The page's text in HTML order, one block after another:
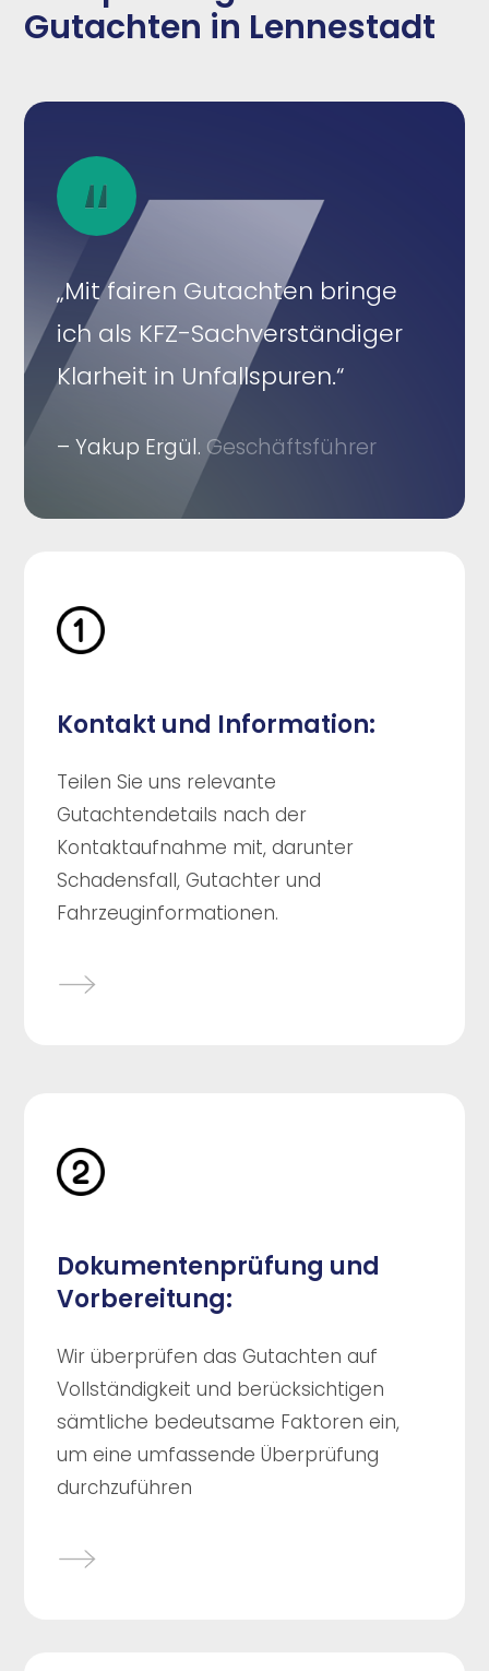
Gutachten in Lennestadt
„Mit fairen Gutachten bringe
ich als KFZ-Sachverständiger
Klarheit in Unfallspuren.“
– Yakup Ergül. Geschäftsführer
Kontakt und Information:
Teilen Sie uns relevante
Gutachtendetails nach der
Kontaktaufnahme mit, darunter
Schadensfall, Gutachter und
Fahrzeuginformationen.
Dokumentenprüfung und
Vorbereitung:
Wir überprüfen das Gutachten auf
Vollständigkeit und berücksichtigen
sämtliche bedeutsame Faktoren ein,
um eine umfassende Überprüfung
durchzuführen